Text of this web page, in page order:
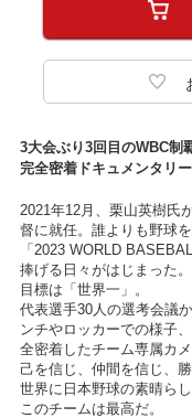
3大会ぶり3回目のWBC制
完全密着ドキュメンタリー
2021年12月、栗山英樹氏
督に就任。誰よりも野球
「2023 WORLD
捧げる日々がはじまった。
目標は「世界一」。
代表選手30人の選考会議
ンチやロッカーでの様子
全密着したチーム専属カ
己を信じ、仲間を信じ、
世界に日本野球の素晴ら
このチームは最高だ。